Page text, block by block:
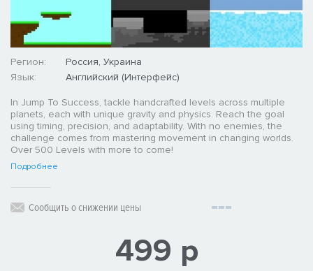
Регион:
Россия, Украина
Язык:
Английский (Интерфейс)
In Jump To Success, tackle handcrafted levels across multiple
planets, each with unique gravity and physics. Reach the goal
using timing, precision, and adaptability. With no enemies, the
challenge comes from mastering movement in changing worlds.
Over 500 Levels with more to come!
Подробнее
Сообщить о снижении цены
499 р